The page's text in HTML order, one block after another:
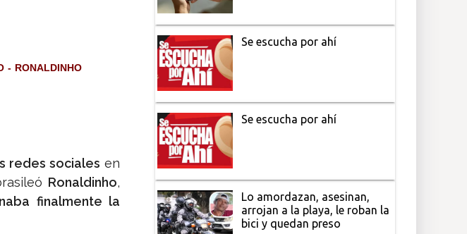
RONALDINHO
redes sociales en
Ronaldinho,
finalmente la
Se escucha por ahí
Se escucha por ahí
Lo amordazan, asesinan,
arrojan a la playa, le roban la
bici y quedan preso